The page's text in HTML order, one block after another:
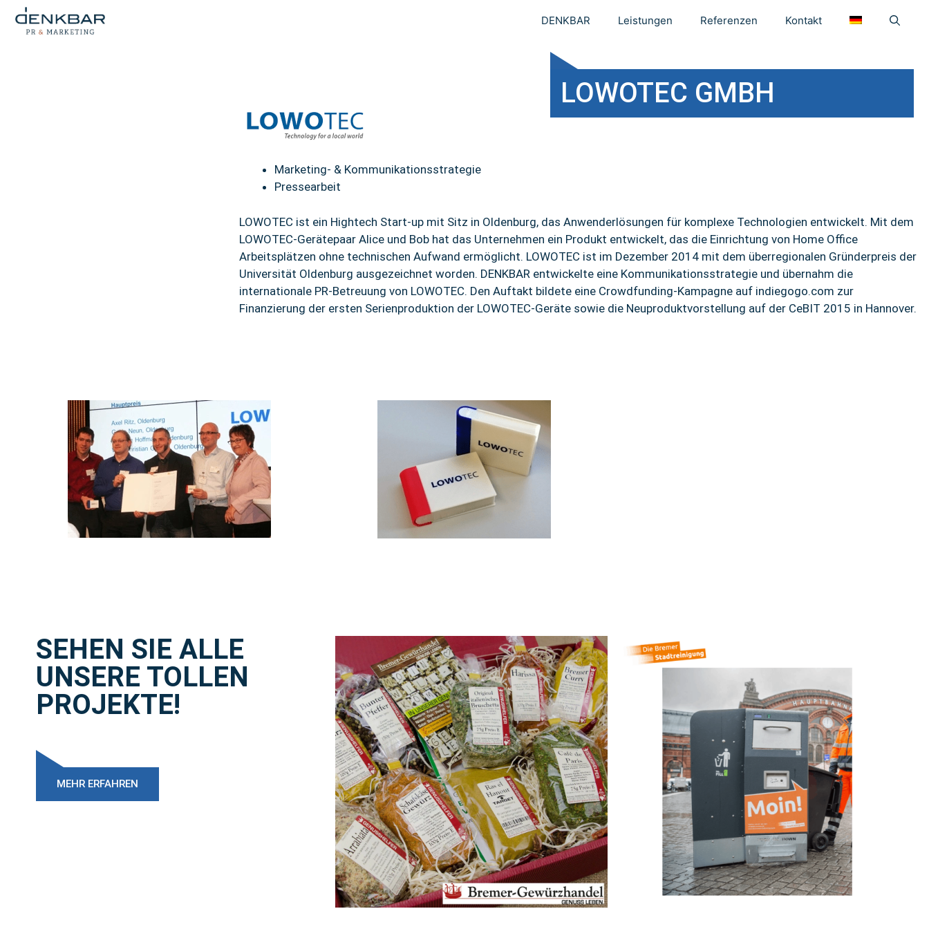
DENKBAR Leistungen Referenzen Kontakt
LOWOTEC GMBH
Marketing- & Kommunikationsstrategie
Pressearbeit
LOWOTEC ist ein Hightech Start-up mit Sitz in Oldenburg, das Anwenderlösungen für komplexe Technologien entwickelt. Mit dem
LOWOTEC-Gerätepaar Alice und Bob hat das Unternehmen ein Produkt entwickelt, das die Einrichtung von Home Office
Arbeitsplätzen ohne technischen Aufwand ermöglicht. LOWOTEC ist im Dezember 2014 mit dem überregionalen Gründerpreis der
Universität Oldenburg ausgezeichnet worden. DENKBAR entwickelte eine Kommunikationsstrategie und übernahm die
internationale PR-Betreuung von LOWOTEC. Den Auftakt bildete eine Crowdfunding-Kampagne auf indiegogo.com zur
Finanzierung der ersten Serienproduktion der LOWOTEC-Geräte sowie die Neuproduktvorstellung auf der CeBIT 2015 in Hannover.
SEHEN SIE ALLE
UNSERE TOLLEN
PROJEKTE!
MEHR ERFAHREN